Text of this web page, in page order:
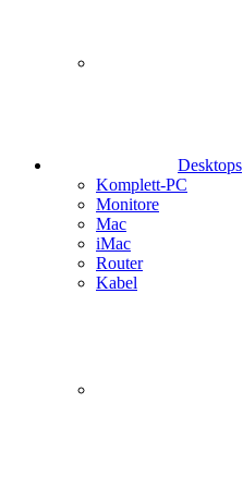
Desktops
Komplett-PC
Monitore
Mac
iMac
Router
Kabel